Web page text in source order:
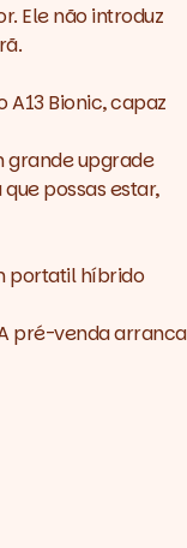
Ele não introduz
Bionic, capaz
grande upgrade
possas estar,
portatil híbrido
pré-venda arranca